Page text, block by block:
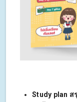
Study plan